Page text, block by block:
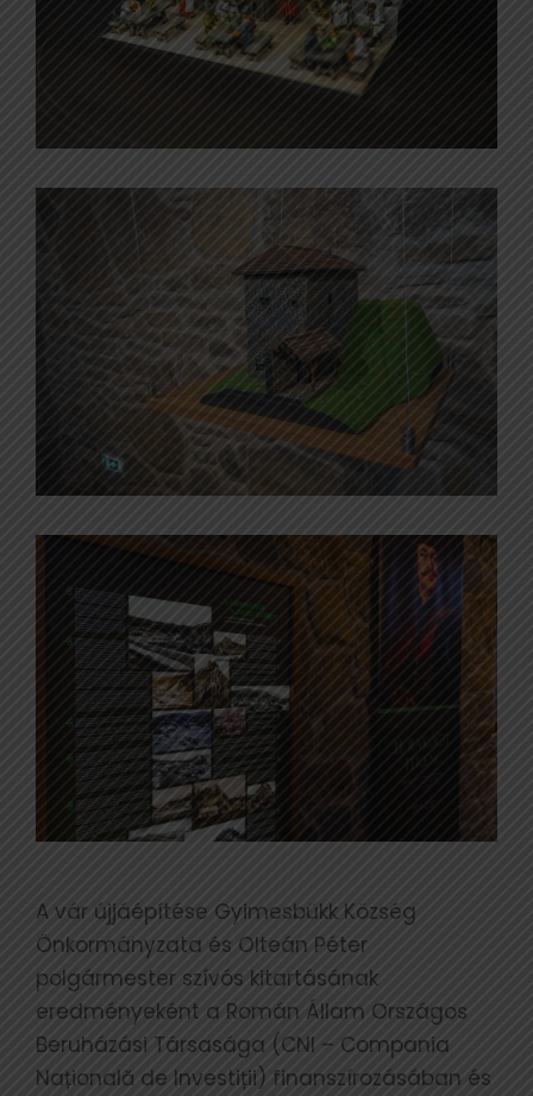
A vár újjáépítése Gyimesbükk Község
Önkormányzata és Olteán Péter
polgármester szívós kitartásának
eredményeként a Román Állam Országos
Beruházási Társasága (CNI – Compania
Națională de Investiții) finanszírozásában és